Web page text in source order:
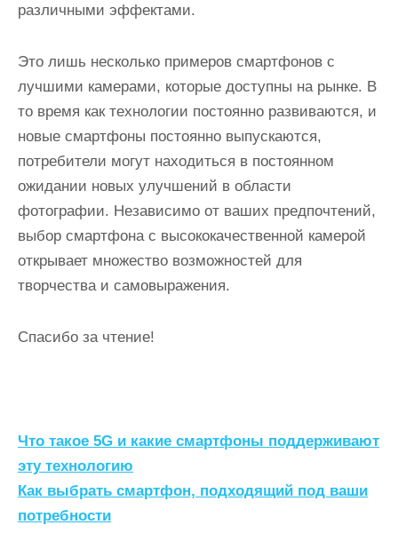
различными эффектами.
Это лишь несколько примеров смартфонов с
лучшими камерами, которые доступны на рынке. В
то время как технологии постоянно развиваются, и
новые смартфоны постоянно выпускаются,
потребители могут находиться в постоянном
ожидании новых улучшений в области
фотографии. Независимо от ваших предпочтений,
выбор смартфона с высококачественной камерой
открывает множество возможностей для
творчества и самовыражения.
Спасибо за чтение!
Н
а
в
и
Что такое 5G и какие смартфоны поддерживают
эту технологию
Как выбрать смартфон, подходящий под ваши
потребности